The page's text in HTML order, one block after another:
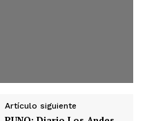
Artículo siguiente